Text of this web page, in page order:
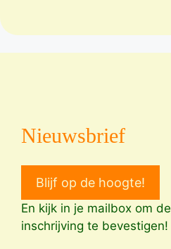
Nieuwsbrief
Blijf op de hoogte!
En kijk in je mailbox om de
inschrijving te bevestigen!